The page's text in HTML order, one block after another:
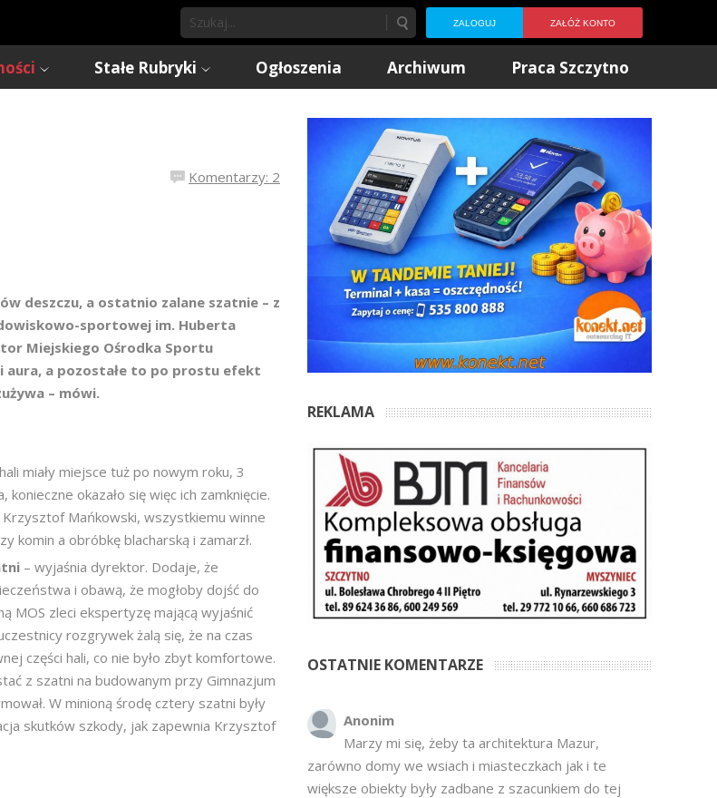
ZALOGUJ ZAŁÓŻ KONTO
Stałe Rubryki Ogłoszenia Archiwum Praca Szczytno
Komentarzy: 2
deszczu, a ostatnio zalane szatnie – z
sportowej im. Huberta
Miejskiego Ośrodka Sportu
aura, a pozostałe to po prostu efekt
– mówi.
miały miejsce tuż po nowym roku, 3
okazało się więc ich zamknięcie.
Mańkowski, wszystkiemu winne
komin a obróbkę blacharską i zamarzł.
– wyjaśnia dyrektor. Dodaje, że
i obawą, że mogłoby dojść do
MOS zleci ekspertyzę mającą wyjaśnić
rozgrywek żalą się, że na czas
części hali, co nie było zbyt komfortowe.
z szatni na budowanym przy Gimnazjum
W minioną środę cztery szatni były
skutków szkody, jak zapewnia Krzysztof
REKLAMA
OSTATNIE KOMENTARZE
Anonim
Marzy mi się, żeby ta architektura Mazur,
zarówno domy we wsiach i miasteczkach jak i te
większe obiekty były zadbane z szacunkiem do tej